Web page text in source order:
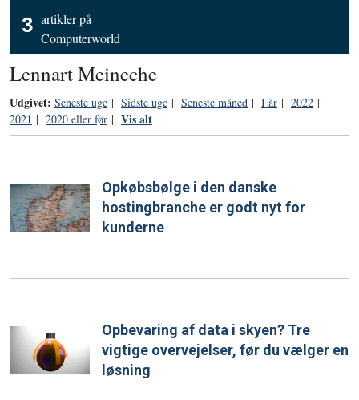
3 artikler på
Computerworld
Lennart Meineche
Udgivet: Seneste uge | Sidste uge | Seneste måned | I år | 2022 |
2021 | 2020 eller før | Vis alt
Opkøbsbølge i den danske
hostingbranche er godt nyt for
kunderne
Opbevaring af data i skyen? Tre
vigtige overvejelser, før du vælger en
løsning